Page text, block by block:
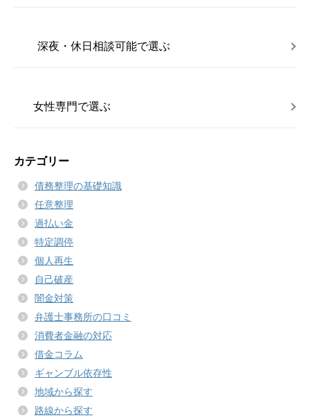
深夜・休日相談可能で選ぶ
女性専門で選ぶ
カテゴリー
債務整理の基礎知識
任意整理
過払い金
特定調停
個人再生
自己破産
闇金対策
弁護士事務所の口コミ
消費者金融の対応
借金コラム
ギャンブル依存性
地域から探す
路線から探す